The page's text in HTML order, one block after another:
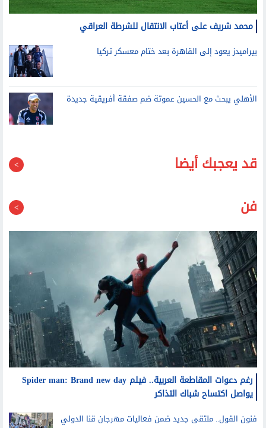
محمد شريف على أعتاب الانتقال للشرطة العراقي
بيراميدز يعود إلى القاهرة بعد ختام معسكر تركيا
الأهلي يبحث مع الحسين عموتة ضم صفقة أفريقية جديدة
قد يعجبك أيضا
فن
رغم دعوات المقاطعة العربية.. فيلم Spider man: Brand new day
يواصل اكتساح شباك التذاكر